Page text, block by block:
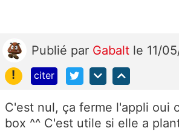
Publié par Gabalt le 11/
!
citer
C'est nul, ça ferme l'appli oui
box ^^ C'est utile si elle a